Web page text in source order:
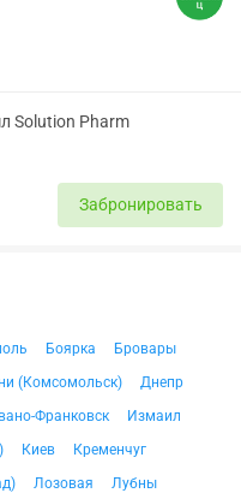
Solution Pharm
Забронировать
Боярка
Бровары
(Комсомольск)
Днепр
Франковск
Измаил
Киев
Кременчуг
Лозовая
Лубны